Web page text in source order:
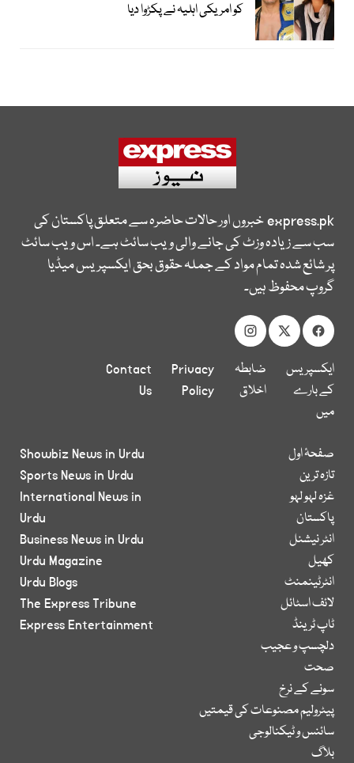
کو امریکی اہلیہ نے پکڑوا دیا
express.pkخبروں اور حالات حاضرہ سے متعلق پاکستان کی
سب سے زیادہ وزٹ کی جانے والی ویب سائٹ ہے۔ اس ویب سائٹ
پر شائع شدہ تمام مواد کے جملہ حقوق بحق ایکسپریس میڈیا
گروپ محفوظ ہیں۔
ایکسپریس
کے بارے
میں
ضابطہ
اخلاق
Privacy
Policy
Contact
Us
صفحۂ اول
تازہ ترین
غزہ لہو لہو
پاکستان
انٹر نیشنل
کھیل
انٹرٹینمنٹ
لائف اسٹائل
ٹاپ ٹرینڈ
دلچسپ و عجیب
صحت
سونے کے نرخ
پیٹرولیم مصنوعات کی قیمتیں
سائنس و ٹیکنالوجی
بلاگ
Showbiz News in Urdu
Sports News in Urdu
International News in
Urdu
Business News in Urdu
Urdu Magazine
Urdu Blogs
The Express Tribune
Express Entertainment